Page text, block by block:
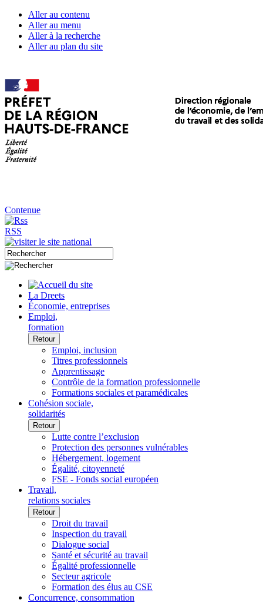
Aller au contenu
Aller au menu
Aller à la recherche
Aller au plan du site
Contenue
RSS
La Dreets
Économie, entreprises
Emploi,
formation
Retour
Emploi, inclusion
Titres professionnels
Apprentissage
Contrôle de la formation professionnelle
Formations sociales et paramédicales
Cohésion sociale,
solidarités
Retour
Lutte contre l’exclusion
Protection des personnes vulnérables
Hébergement, logement
Égalité, citoyenneté
FSE - Fonds social européen
Travail,
relations sociales
Retour
Droit du travail
Inspection du travail
Dialogue social
Santé et sécurité au travail
Égalité professionnelle
Secteur agricole
Formation des élus au CSE
Concurrence, consommation